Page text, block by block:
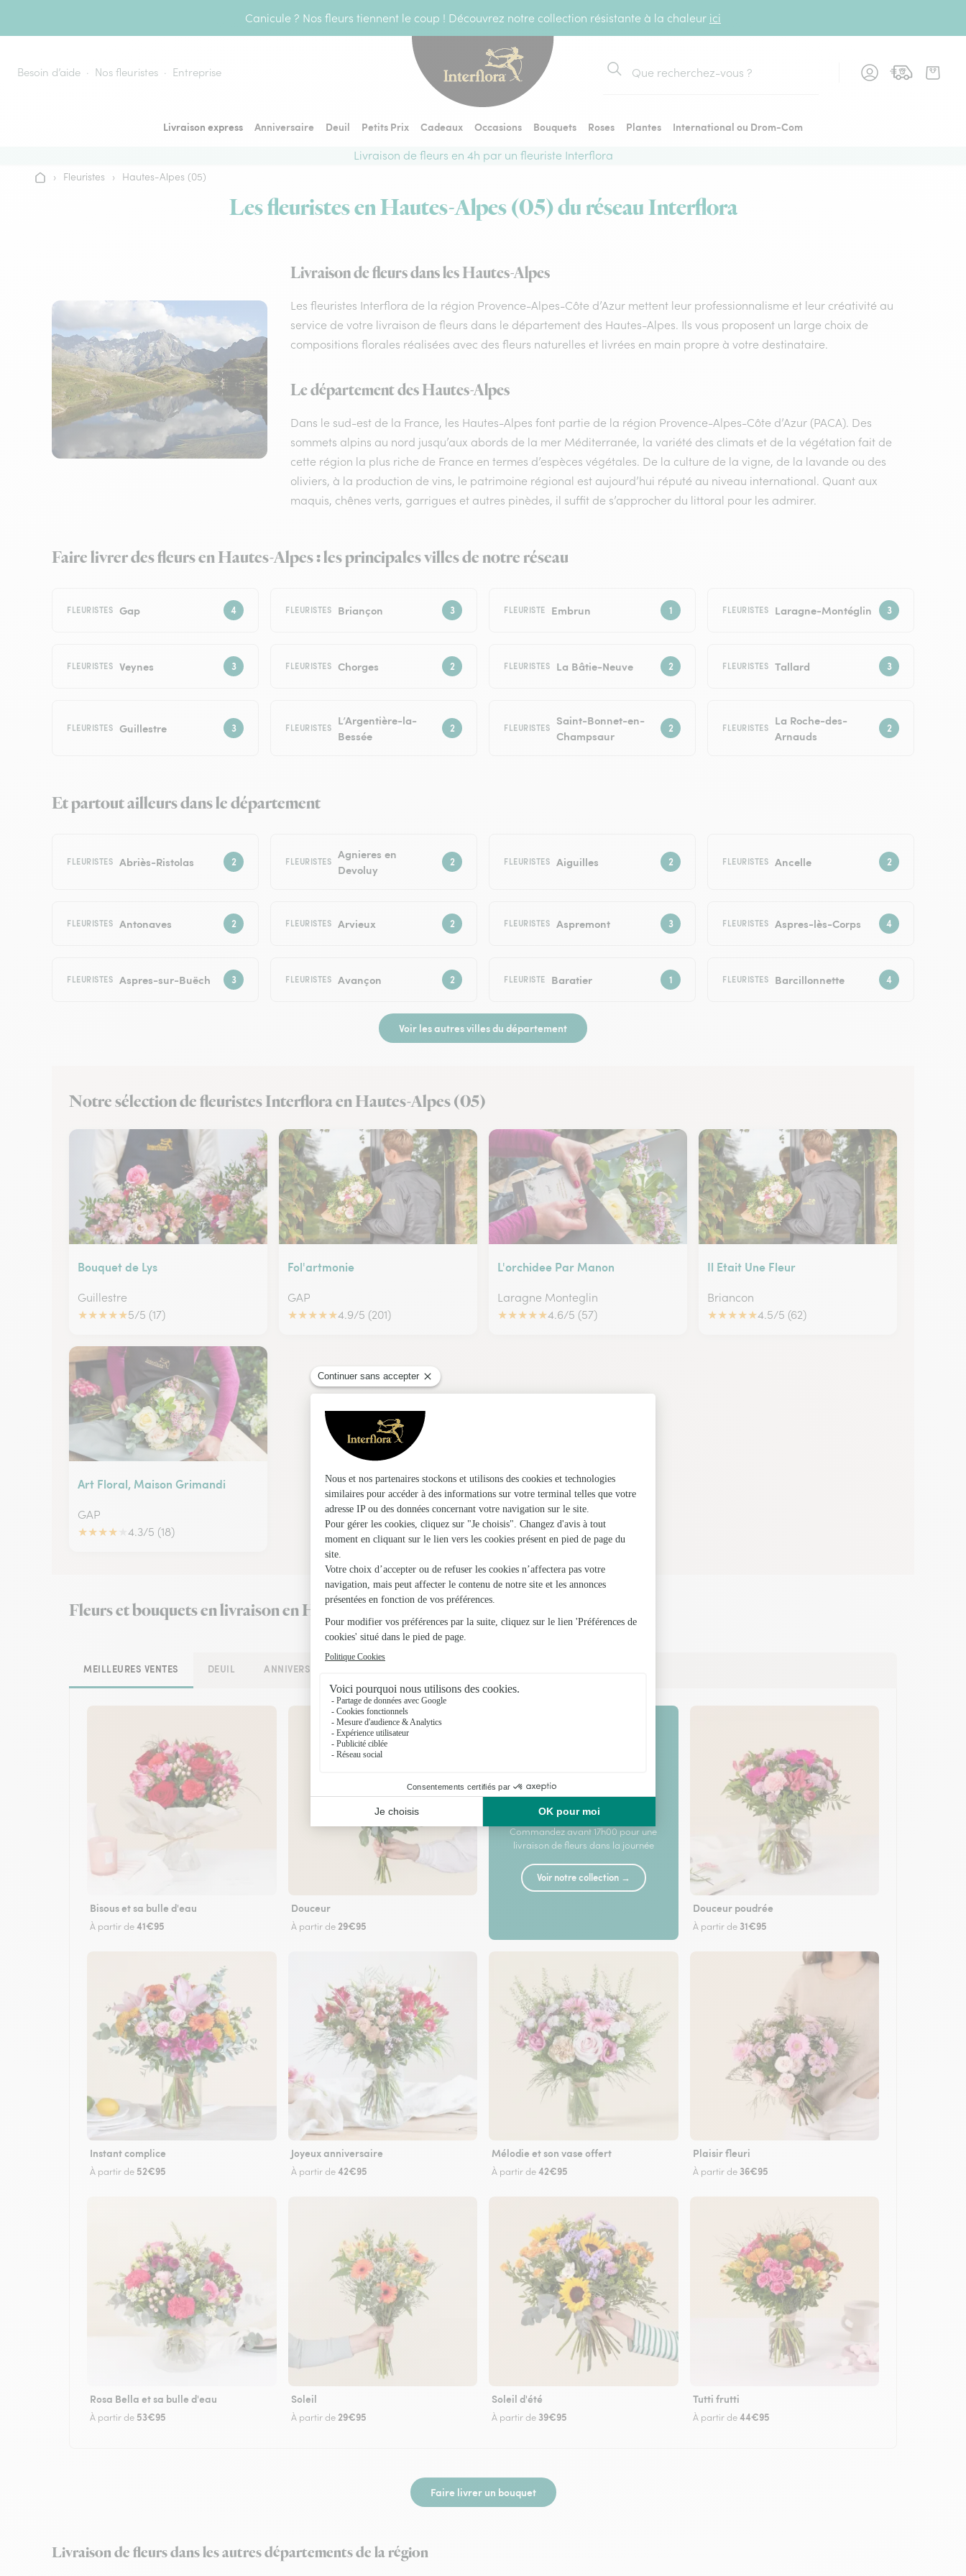
Canicule ? Nos fleurs tiennent le coup ! Découvrez notre collection résistante à la chaleur ici
Besoin d’aide Nos fleuristes Entreprise
Rechercher
Livraison express Anniversaire Deuil Petits Prix Cadeaux Occasions Bouquets Roses Plantes
International ou Drom-Com
Livraison de fleurs en 4h par un fleuriste Interflora
Accueil
› Fleuristes › Hautes-Alpes (05)
Les fleuristes en Hautes-Alpes (05) du réseau Interflora
Livraison de fleurs dans les Hautes-Alpes
Les fleuristes Interflora de la région Provence-Alpes-Côte d’Azur mettent leur professionnalisme et leur créativité au
service de votre livraison de fleurs dans le département des Hautes-Alpes. Ils vous proposent un large choix de
compositions florales réalisées avec des fleurs naturelles et livrées en main propre à votre destinataire.
Le département des Hautes-Alpes
Dans le sud-est de la France, les Hautes-Alpes font partie de la région Provence-Alpes-Côte d’Azur (PACA). Des
sommets alpins au nord jusqu’aux abords de la mer Méditerranée, la variété des climats et de la végétation fait de
cette région la plus riche de France en termes d’espèces végétales. De la culture de la vigne, de la lavande ou des
oliviers, à la production de vins, le patrimoine régional est aujourd’hui réputé au niveau international. Quant aux
maquis, chênes verts, garrigues et autres pinèdes, il suffit de s’approcher du littoral pour les admirer.
Faire livrer des fleurs en Hautes-Alpes : les principales villes de notre réseau
FLEURISTES Gap FLEURISTES Briançon FLEURISTE Embrun FLEURISTES Laragne-Montéglin
FLEURISTES Veynes FLEURISTES Chorges FLEURISTES La Bâtie-Neuve FLEURISTES Tallard
FLEURISTES Guillestre FLEURISTES
L’Argentière-la-
Bessée
FLEURISTES
Saint-Bonnet-en-
Champsaur
FLEURISTES
La Roche-des-
Arnauds
Et partout ailleurs dans le département
FLEURISTES Abriès-Ristolas FLEURISTES
Agnieres en
Devoluy
FLEURISTES Aiguilles FLEURISTES Ancelle
FLEURISTES Antonaves FLEURISTES Arvieux FLEURISTES Aspremont FLEURISTES Aspres-lès-Corps
FLEURISTES Aspres-sur-Buëch FLEURISTES Avançon FLEURISTE Baratier FLEURISTES Barcillonnette
Voir les autres villes du département
Notre sélection de fleuristes Interflora en Hautes-Alpes (05)
Bouquet de Lys
Guillestre
★★★★★5/5 (17)
Fol'artmonie
GAP
★★★★★4.9/5 (201)
L'orchidee Par Manon
Laragne Monteglin
★★★★★4.6/5 (57)
Il Etait Une Fleur
Briancon
★★★★★4.5/5 (62)
Art Floral, Maison Grimandi
GAP
★★★★ 4.3/5 (18)
Fleurs et bouquets en livraison en Hautes-Alpes
MEILLEURES VENTES DEUIL ANNIVERSAIRE
Bisous et sa bulle d'eau
À partir de41€95
Douceur
À partir de 29€95
Livraison le jour même
Commandez avant 17h00 pour une
livraison de fleurs dans la journée
Voir notre collection →
Douceur poudrée
À partir de 31€95
Instant complice
À partir de 52€95
Joyeux anniversaire
À partir de42€95
Mélodie et son vase offert
À partir de42€95
Plaisir fleuri
À partir de 36€95
Rosa Bella et sa bulle d'eau
À partir de 53€95
Soleil
À partir de 29€95
Soleil d'été
À partir de 39€95
Tutti frutti
À partir de44€95
Faire livrer un bouquet
Livraison de fleurs dans les autres départements de la région